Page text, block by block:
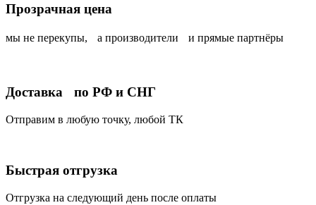
Прозрачная цена
мы не перекупы, а производители и прямые партнёры
Доставка по РФ и СНГ
Отправим в любую точку, любой ТК
Быстрая отгрузка
Отгрузка на следующий день после оплаты